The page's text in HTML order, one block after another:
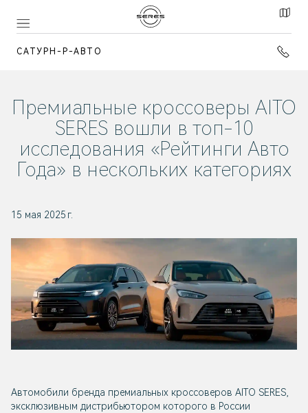
САТУРН-Р-АВТО
Премиальные кроссоверы AITO
SERES вошли в топ-10
исследования «Рейтинги Авто
Года» в нескольких категориях
15 мая 2025 г.
Автомобили бренда премиальных кроссоверов AITO SERES,
эксклюзивным дистрибьютором которого в России